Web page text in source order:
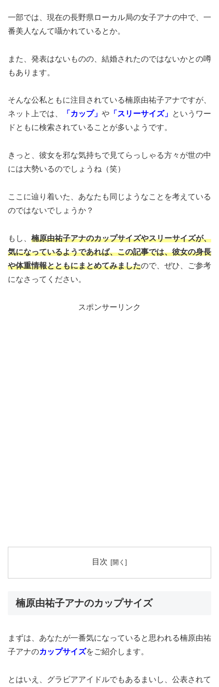
一部では、現在の長野県ローカル局の女子アナの中で、一
番美人なんて囁かれているとか。
また、発表はないものの、結婚されたのではないかとの噂
もあります。
そんな公私ともに注目されている楠原由祐子アナですが、
ネット上では、
「カップ」 や 「スリーサイズ」 というワー
ドともに検索されていることが多いようです。
きっと、彼女を邪な気持ちで見てらっしゃる方々が世の中
には大勢いるのでしょうね（笑）
ここに辿り着いた、あなたも同じようなことを考えている
のではないでしょうか？
もし、 楠原由祐子アナのカップサイズやスリーサイズが、
気になっているようであれば、この記事では、彼女の身長
や体重情報とともにまとめてみましたので、ぜひ、ご参考
になさってください。
スポンサーリンク
目次
楠原由祐子アナのカップサイズ
まずは、あなたが一番気になっていると思われる楠原由祐
子アナのカップサイズをご紹介します。
とはいえ、グラビアアイドルでもあるまいし、公表されて